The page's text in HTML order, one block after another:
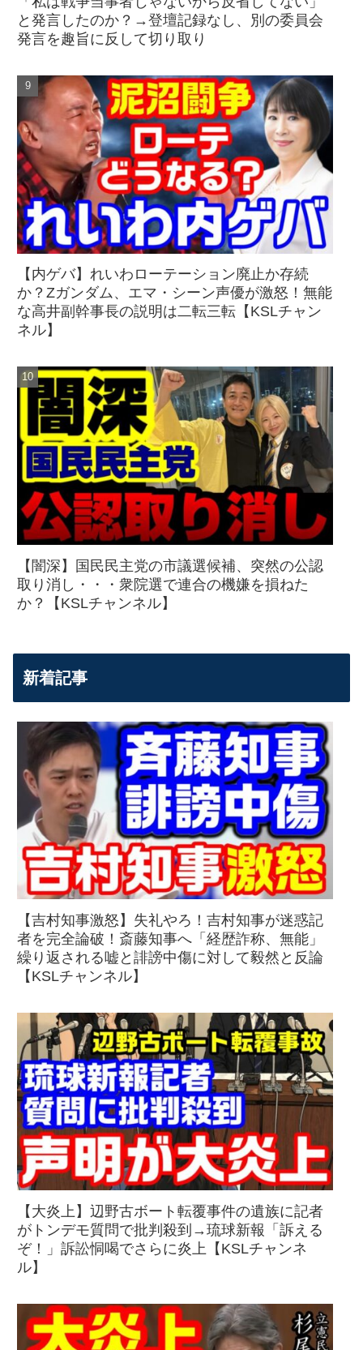
と発言したのか？→登壇記録なし、別の委員会
発言を趣旨に反して切り取り
【内ゲバ】れいわローテーション廃止か存続
か？Zガンダム、エマ・シーン声優が激怒！無能
な高井副幹事長の説明は二転三転【KSLチャン
ネル】
【闇深】国民民主党の市議選候補、突然の公認
取り消し・・・衆院選で連合の機嫌を損ねた
か？【KSLチャンネル】
新着記事
【吉村知事激怒】失礼やろ！吉村知事が迷惑記
者を完全論破！斎藤知事へ「経歴詐称、無能」
繰り返される嘘と誹謗中傷に対して毅然と反論
【KSLチャンネル】
【大炎上】辺野古ボート転覆事件の遺族に記者
がトンデモ質問で批判殺到→琉球新報「訴える
ぞ！」訴訟恫喝でさらに炎上【KSLチャンネ
ル】